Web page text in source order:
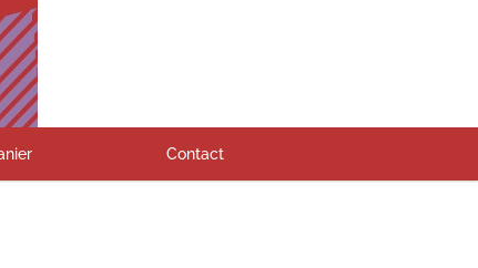
Contact